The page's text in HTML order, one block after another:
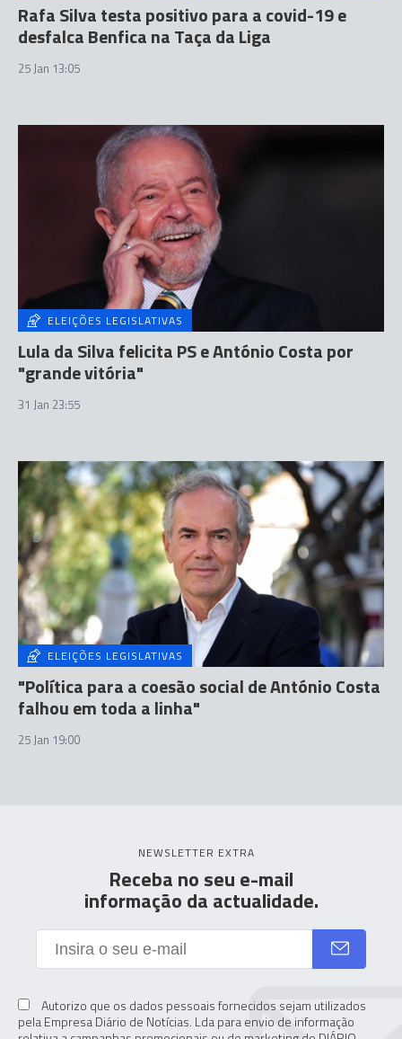
Rafa Silva testa positivo para a covid-19 e
desfalca Benfica na Taça da Liga
25 Jan 13:05
ELEIÇÕES LEGISLATIVAS
Lula da Silva felicita PS e António Costa por
"grande vitória"
31 Jan 23:55
ELEIÇÕES LEGISLATIVAS
"Política para a coesão social de António Costa
falhou em toda a linha"
25 Jan 19:00
NEWSLETTER EXTRA
Receba no seu e-mail
informação da actualidade.
Autorizo que os dados pessoais fornecidos sejam utilizados
pela Empresa Diário de Notícias. Lda para envio de informação